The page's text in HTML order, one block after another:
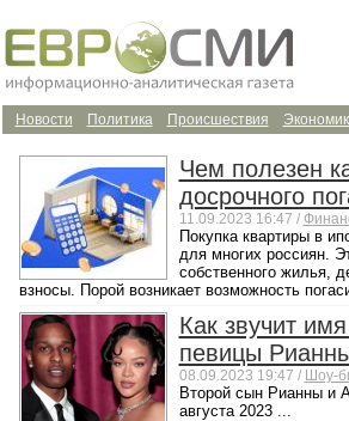
Происшествия
Политика
Новости
Чем полезен
досрочного
11.09.2023 16:47 /
Покупка квартиры в
для многих россиян.
собственного жилья,
взносы. Порой возникает возможность
Как звучит
певицы
08.09.2023 19:47 / Шоу-
Второй сын Рианны и
августа 2023 ...